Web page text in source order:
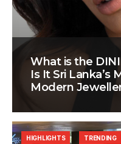
What is the
Is It Sri Lanka’s
Modern
HIGHLIGHTS TRENDING